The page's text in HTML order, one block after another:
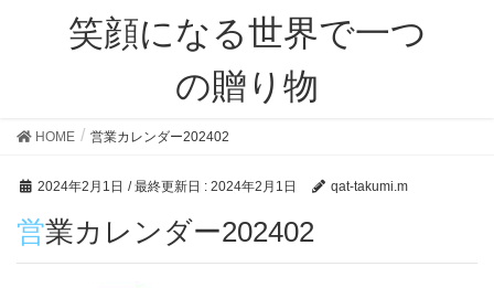
笑顔になる世界で一つ
の贈り物
HOME 営業カレンダー202402
2024年2月1日 / 最終更新日 : 2024年2月1日 qat-takumi.m
営業カレンダー202402